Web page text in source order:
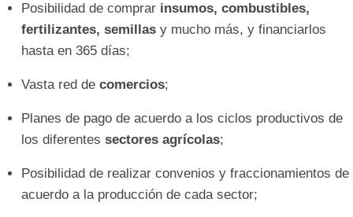
Posibilidad de comprar insumos, combustibles,
fertilizantes, semillas y mucho más, y financiarlos
hasta en 365 días;
Vasta red decomercios;
Planes de pago de acuerdo a los ciclos productivos de
los diferentessectores agrícolas;
Posibilidad de realizar convenios y fraccionamientos de
acuerdo a la producción de cada sector;